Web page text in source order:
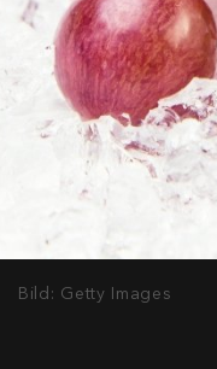
Bild: Getty Images